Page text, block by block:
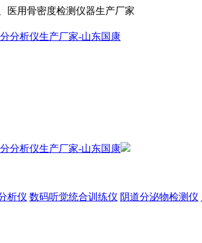
医用骨密度检测仪器生产厂家
析仪 数码听觉统合训练仪 阴道分泌物检测仪